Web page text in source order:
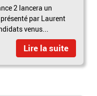
2 lancera un
par Laurent
venus...
Lire la suite